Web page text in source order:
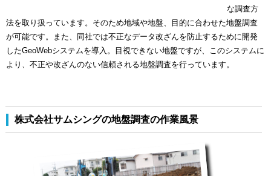
な調査方
法を取り扱っています。そのため地域や地盤、目的に合わせた地盤調査
が可能です。また、同社では不正なデータ改ざんを防止するために開発
したGeoWebシステムを導入。目視できない地盤ですが、このシステムに
より、不正や改ざんのない信頼される地盤調査を行っています。
株式会社サムシングの地盤調査の作業風景